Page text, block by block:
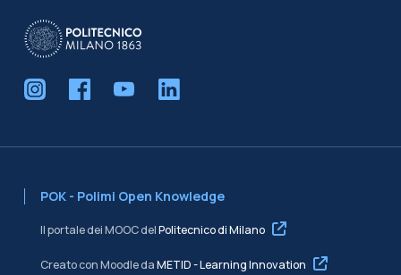
POK - Polimi Open Knowledge
Il portale dei MOOC delPolitecnico di Milano
Creato con Moodle daMETID - Learning Innovation